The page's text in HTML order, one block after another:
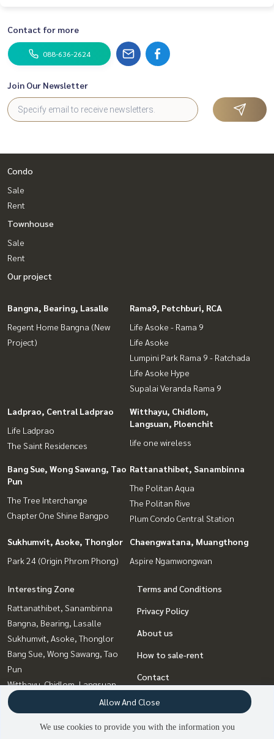
Contact for more
088-636-2624
Join Our Newsletter
Condo
Sale
Rent
Townhouse
Sale
Rent
Our project
Bangna, Bearing, Lasalle
Regent Home Bangna (New
Project)
Rama9, Petchburi, RCA
Life Asoke - Rama 9
Life Asoke
Lumpini Park Rama 9 - Ratchada
Life Asoke Hype
Supalai Veranda Rama 9
Ladprao, Central Ladprao
Life Ladprao
The Saint Residences
Witthayu, Chidlom,
Langsuan, Ploenchit
life one wireless
Bang Sue, Wong Sawang, Tao
Pun
The Tree Interchange
Chapter One Shine Bangpo
Rattanathibet, Sanambinna
The Politan Aqua
The Politan Rive
Plum Condo Central Station
Sukhumvit, Asoke, Thonglor
Park 24 (Origin Phrom Phong)
Chaengwatana, Muangthong
Aspire Ngamwongwan
Interesting Zone
Rattanathibet, Sanambinna
Bangna, Bearing, Lasalle
Sukhumvit, Asoke, Thonglor
Bang Sue, Wong Sawang, Tao
Pun
Witthayu, Chidlom, Langsuan,
Ploenchit
Chaengwatana, Muangthong
Ladprao, Central Ladprao
Terms and Conditions
Privacy Policy
About us
How to sale-rent
Contact
We use cookies to provide you with the information you
Allow And Close